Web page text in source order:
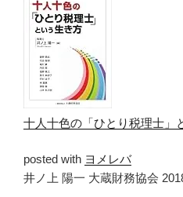
十人十色の「ひとり税理士」
posted with ヨメレバ
井ノ上 陽一 大蔵財務協会